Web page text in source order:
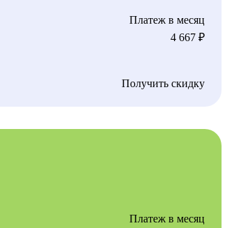
Платеж в месяц
4 667 ₽
Получить скидку
Платеж в месяц